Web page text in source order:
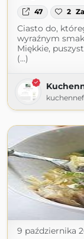
47 2
Ciasto do,
wyraźnym
Miękkie,
(...)
9 października